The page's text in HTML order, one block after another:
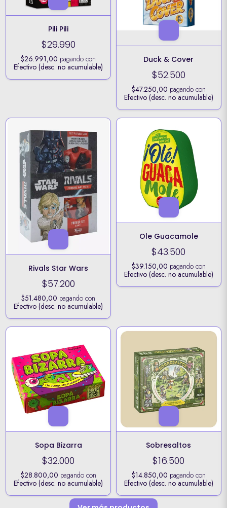
Pili Pili
$29.990
$26.991,00 pagando con
Efectivo (desc. no acumulable)
Duck & Cover
$52.500
$47.250,00 pagando con
Efectivo (desc. no acumulable)
Rivals Star Wars
$57.200
$51.480,00 pagando con
Efectivo (desc. no acumulable)
Ole Guacamole
$43.500
$39.150,00 pagando con
Efectivo (desc. no acumulable)
Sopa Bizarra
$32.000
$28.800,00 pagando con
Efectivo (desc. no acumulable)
Sobresaltos
$16.500
$14.850,00 pagando con
Efectivo (desc. no acumulable)